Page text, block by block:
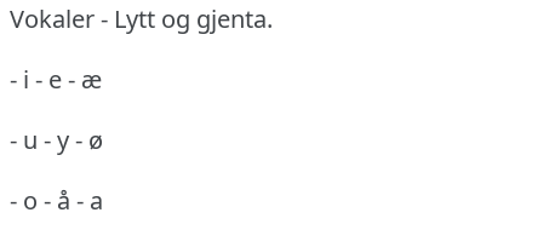
Vokaler - Lytt og gjenta.
- i - e - æ
- u - y - ø
- o - å - a